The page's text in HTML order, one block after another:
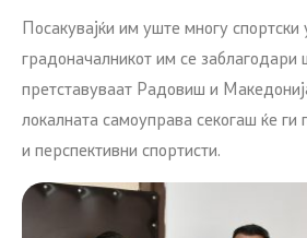
Посакувајќи им уште многу спортски
градоначалникот им се заблагодари
претставуваат Радовиш и
локалната самоуправа секогаш ќе
и перспективни спортисти.